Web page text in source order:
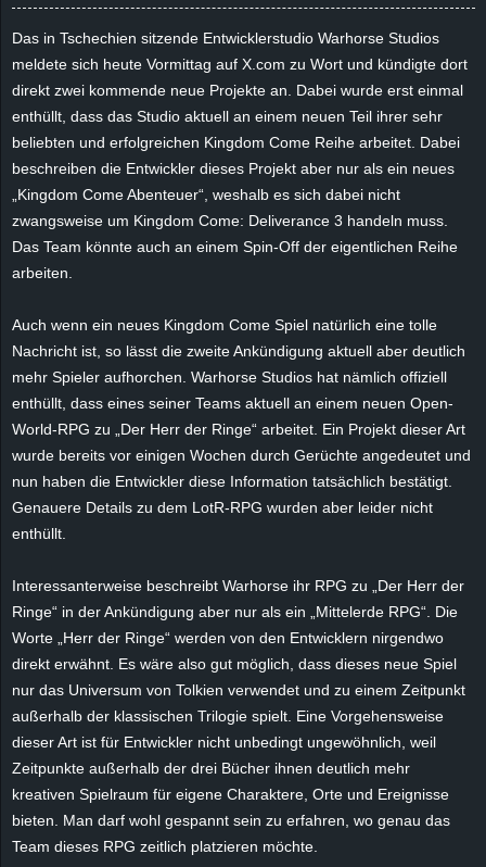
Das in Tschechien sitzende Entwicklerstudio Warhorse Studios
meldete sich heute Vormittag auf X.com zu Wort und kündigte dort
direkt zwei kommende neue Projekte an. Dabei wurde erst einmal
enthüllt, dass das Studio aktuell an einem neuen Teil ihrer sehr
beliebten und erfolgreichen Kingdom Come Reihe arbeitet. Dabei
beschreiben die Entwickler dieses Projekt aber nur als ein neues
„Kingdom Come Abenteuer“, weshalb es sich dabei nicht
zwangsweise um Kingdom Come: Deliverance 3 handeln muss.
Das Team könnte auch an einem Spin-Off der eigentlichen Reihe
arbeiten.
Auch wenn ein neues Kingdom Come Spiel natürlich eine tolle
Nachricht ist, so lässt die zweite Ankündigung aktuell aber deutlich
mehr Spieler aufhorchen. Warhorse Studios hat nämlich offiziell
enthüllt, dass eines seiner Teams aktuell an einem neuen Open-
World-RPG zu „Der Herr der Ringe“ arbeitet. Ein Projekt dieser Art
wurde bereits vor einigen Wochen durch Gerüchte angedeutet und
nun haben die Entwickler diese Information tatsächlich bestätigt.
Genauere Details zu dem LotR-RPG wurden aber leider nicht
enthüllt.
Interessanterweise beschreibt Warhorse ihr RPG zu „Der Herr der
Ringe“ in der Ankündigung aber nur als ein „Mittelerde RPG“. Die
Worte „Herr der Ringe“ werden von den Entwicklern nirgendwo
direkt erwähnt. Es wäre also gut möglich, dass dieses neue Spiel
nur das Universum von Tolkien verwendet und zu einem Zeitpunkt
außerhalb der klassischen Trilogie spielt. Eine Vorgehensweise
dieser Art ist für Entwickler nicht unbedingt ungewöhnlich, weil
Zeitpunkte außerhalb der drei Bücher ihnen deutlich mehr
kreativen Spielraum für eigene Charaktere, Orte und Ereignisse
bieten. Man darf wohl gespannt sein zu erfahren, wo genau das
Team dieses RPG zeitlich platzieren möchte.